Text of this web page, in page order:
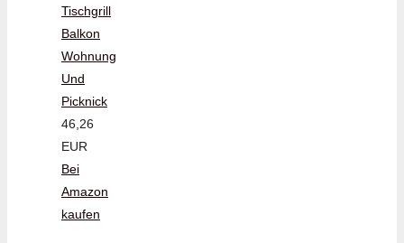
Tischgrill
Balkon
Wohnung
Und
Picknick
46,26
EUR
Bei
Amazon
kaufen